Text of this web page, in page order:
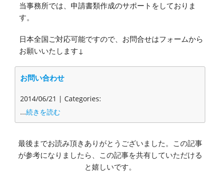
当事務所では、申請書類作成のサポートをしておりま
す。
日本全国ご対応可能ですので、お問合せはフォームから
お願いいたします↓
お問い合わせ
2014/06/21 | Categories:
...続きを読む
最後までお読み頂きありがとうございました。この記事
が参考になりましたら、この記事を共有していただける
と嬉しいです。